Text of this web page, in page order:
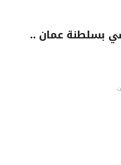
بسلطنة عمان ..